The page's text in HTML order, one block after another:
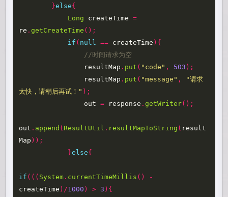
}else{
Long
createTime
=
re .getCreateTime ();
if ( null == createTime ){
//时间请求为空
resultMap . put ( "code" , 503 );
resultMap . put ( "message" ,
"请求
太快，请稍后再试！" );
out
= response .getWriter();
out . append ( ResultUtil . resultMapToString ( result
Map ));
}else{
if ((( System . currentTimeMillis ()
-
createTime )/1000 ) > 3 ){